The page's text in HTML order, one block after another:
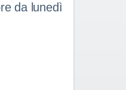
da lunedì